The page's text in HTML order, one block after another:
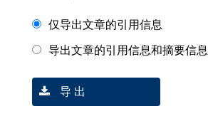
仅导出文章的引用信息
导出文章的引用信息和摘要信息
导 出